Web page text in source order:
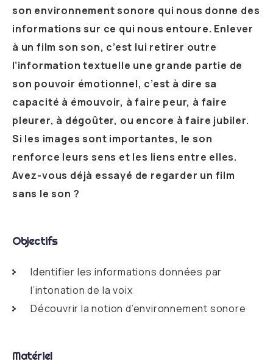
son environnement sonore qui nous donne des
informations sur ce qui nous entoure. Enlever
à un film son son, c’est lui retirer outre
l’information textuelle une grande partie de
son pouvoir émotionnel, c’est à dire sa
capacité à émouvoir, à faire peur, à faire
pleurer, à dégoûter, ou encore à faire jubiler.
Si les images sont importantes, le son
renforce leurs sens et les liens entre elles.
Avez-vous déjà essayé de regarder un film
sans le son ?
Objectifs
Identifier les informations données par
l’intonation de la voix
Découvrir la notion d’environnement sonore
Matériel